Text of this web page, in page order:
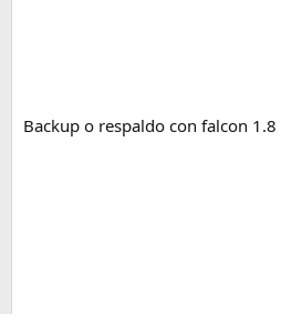
Backup o respaldo con falcon 1.8